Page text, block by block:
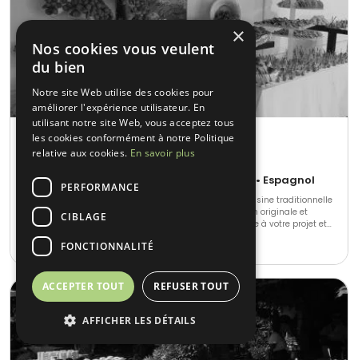
Le Madinina Traiteur
Istres (13)
Cuisine régionale • Français Traditionnel • Espagnol
Chez nous, l'originalité de notre chef est de marier la cuisine traditionnelle
avec la cuisine du monde : cuisine colorée, présentation originale et
alléchante... Contactez nous vite pour réfléchir ensemble à votre projet et
le rendre unique !
10-500 • N.C.
×
Nos cookies vous veulent
du bien
Notre site Web utilise des cookies pour
améliorer l'expérience utilisateur. En
utilisant notre site Web, vous acceptez tous
les cookies conformément à notre Politique
relative aux cookies. En savoir plus
PERFORMANCE
CIBLAGE
FONCTIONNALITÉ
ACCEPTER TOUT REFUSER TOUT
AFFICHER LES DÉTAILS